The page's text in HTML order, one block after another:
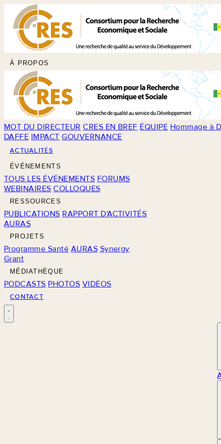
À PROPOS
MOT DU DIRECTEUR CRES EN BREF ÉQUIPE Hommage à
DAFFE IMPACT GOUVERNANCE
ACTUALITÉS
ÉVÉNEMENTS
TOUS LES ÉVÉNEMENTS FORUMS
WEBINAIRES COLLOQUES
RESSOURCES
PUBLICATIONS RAPPORT D'ACTIVITÉS
AURAS
PROJETS
Programme Santé AURAS Synergy
Grant
MÉDIATHÈQUE
PODCASTS PHOTOS VIDÉOS
CONTACT